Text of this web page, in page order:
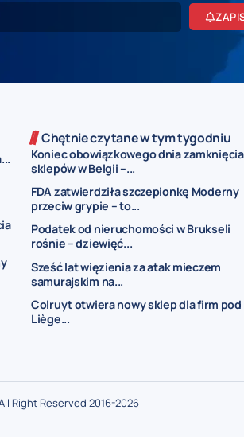
Chętnie czytane w tym tygodniu
Koniec obowiązkowego dnia zamknięcia
sklepów w Belgii –...
FDA zatwierdziła szczepionkę Moderny
przeciw grypie – to...
Podatek od nieruchomości w Brukseli
rośnie – dziewięć...
Sześć lat więzienia za atak mieczem
samurajskim na...
Colruyt otwiera nowy sklep dla firm pod
Liège...
Right Reserved 2016-2026